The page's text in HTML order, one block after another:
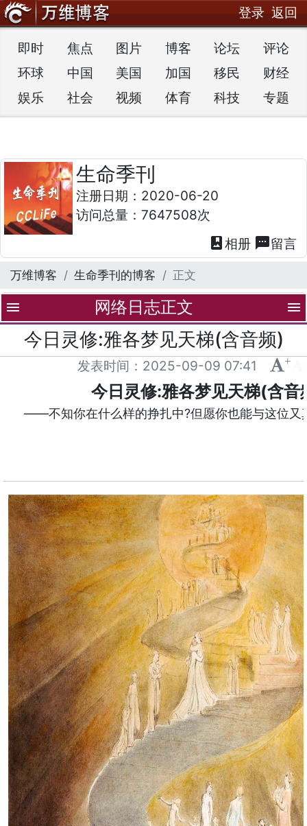
登录 返回
即时 焦点 图片 博客 论坛
评论
环球
中国 美国 加国 移民
财经
娱乐
社会 视频 体育 科技 专题
生命季刊
注册日期：2020-06-20
访问总量：7647508次
photo_album 相册 textsms留言
万维博客 生命季刊的博客 正文
menu 网络日志正文 menu
今日灵修:雅各梦见天梯(含音频)
发表时间： 2025-09-09 07:41 +
今日灵修:雅各梦见天梯(含音
——不知你在什么样的挣扎中?但愿你也能与这位又